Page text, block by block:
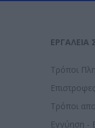
ΕΡΓΑΛΕΊΑ
Τρόποι
Τρόποι
Εγγύηση -